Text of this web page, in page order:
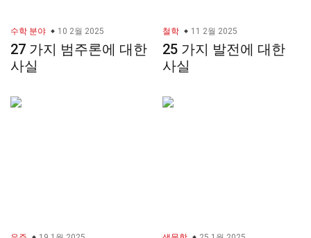
수학 분야 10 2월 2025
27 가지 범주론에 대한
사실
철학 11 2월 2025
25 가지 발전에 대한
사실